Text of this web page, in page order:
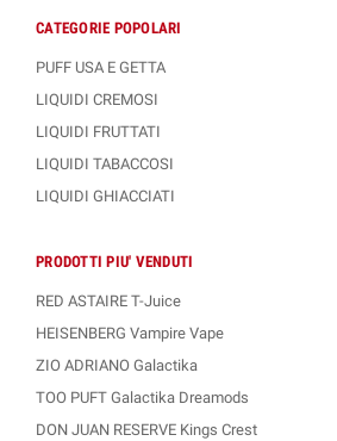
CATEGORIE POPOLARI
PUFF USA E GETTA
LIQUIDI CREMOSI
LIQUIDI FRUTTATI
LIQUIDI TABACCOSI
LIQUIDI GHIACCIATI
PRODOTTI PIU' VENDUTI
RED ASTAIRE T-Juice
HEISENBERG Vampire Vape
ZIO ADRIANO Galactika
TOO PUFT Galactika Dreamods
DON JUAN RESERVE Kings Crest